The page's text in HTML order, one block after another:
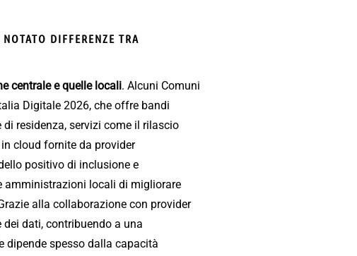
DIFFERENZE TRA
centrale e quelle locali. Alcuni Comuni
Digitale 2026, che offre bandi
residenza, servizi come il rilascio
cloud fornite da provider
positivo di inclusione e
amministrazioni locali di migliorare
alla collaborazione con provider
dati, contribuendo a una
spesso dalla capacità